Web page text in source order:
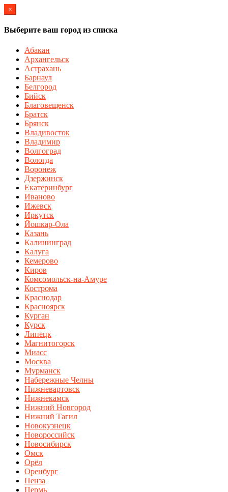
×
Выберите ваш город из списка
Абакан
Архангельск
Астрахань
Барнаул
Белгород
Бийск
Благовещенск
Братск
Брянск
Владивосток
Владимир
Волгоград
Вологда
Воронеж
Дзержинск
Екатеринбург
Иваново
Ижевск
Иркутск
Йошкар-Ола
Казань
Калининград
Калуга
Кемерово
Киров
Комсомольск-на-Амуре
Кострома
Краснодар
Красноярск
Курган
Курск
Липецк
Магнитогорск
Миасс
Москва
Мурманск
Набережные Челны
Нижневартовск
Нижнекамск
Нижний Новгород
Нижний Тагил
Новокузнецк
Новороссийск
Новосибирск
Омск
Орёл
Оренбург
Пенза
Пермь